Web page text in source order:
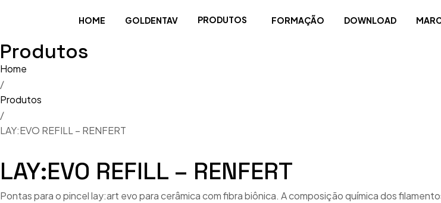
HOME GOLDENTAV PRODUTOS
Espátulas Eléctricas e Aquecedores de
Fornos Cerâmica e Sinterização
FORMAÇÃO DOWNLOAD
Produtos
Home
/
Produtos
/
LAY:EVO REFILL – RENFERT
LAY:EVO REFILL – RENFERT
Pontas para o pincel lay:art evo para cerâmica com fibra biônica. A composição química dos